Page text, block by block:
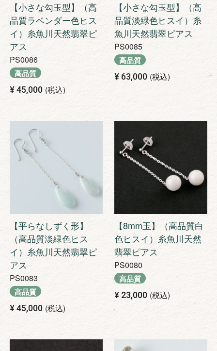
【小さな勾玉型】（高
品質ラベンダー色ヒス
イ）糸魚川天然翡翠ピ
アス
PS0086
高品質
¥45,000 税込
【小さな勾玉型】（高
品質淡緑色ヒスイ）糸
魚川天然翡翠ピアス
PS0085
高品質
¥ 63,000 税込
【平らなしずく形】
（高品質淡緑色ヒス
イ）糸魚川天然翡翠ピ
アス
PS0083
高品質
¥45,000 税込
【8mm玉】（高品質白
色ヒスイ）糸魚川天然
翡翠ピアス
PS0080
高品質
¥ 23,000 税込